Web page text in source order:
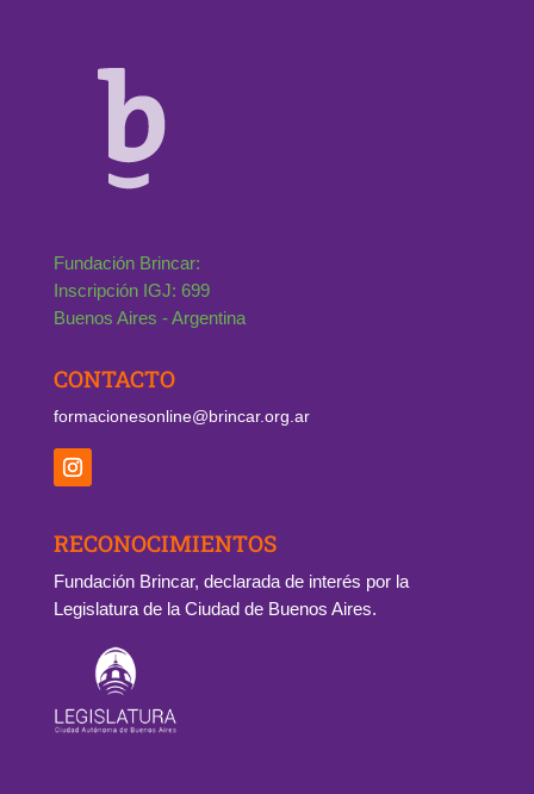
Fundación Brincar:
Inscripción IGJ: 699
Buenos Aires - Argentina
CONTACTO
formacionesonline@brincar.org.ar
RECONOCIMIENTOS
Fundación Brincar, declarada de interés por la
Legislatura de la Ciudad de Buenos Aires.